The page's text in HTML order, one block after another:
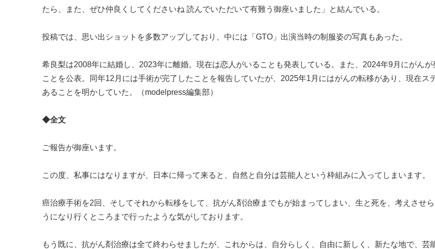
たら、また、ぜひ仲良くしてくださいね 読んでいただいて有難う御座いました」と結んでいる。
投稿では、思い出ショットを多数アップしており、中には「GTO」出演当時の制服姿の写真もあった。
希良梨は2008年に結婚し、2023年に離婚。現在は恋人がいることも発表している。また、2024年9月にがんが
ことを公表。同年12月には手術が完了したことを報告していたが、2025年1月にはがんの転移があり、現在ス
あることを明かしていた。（modelpress編集部）
◆全文
ご報告が御座います。
この度、私事にはなりますが、日本に帰って来ると、自然と自分は芸能人という枠組みに入ってしまいます。
癌治療手術を2回、そしてそれから転移をして、抗がん剤治療までもが始まってしまい、生と死を、考えさせら
うになり行くところまで行ったような気がしております。
もう既に、抗がん剤治療は全て終わらせましたが、これからは、自分らしく、自由に新しく、新たな地で、芸